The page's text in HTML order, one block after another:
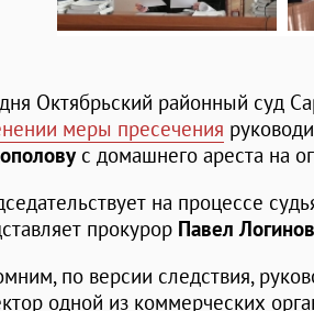
Октябрьский районный суд
меры пресечения
с домашнего ареста на
на процессе
прокурор Павел Логинов
по версии следствия,
одной из коммерческих